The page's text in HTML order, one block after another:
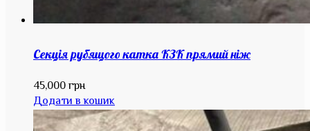
Секція рубящого катка КЗК прямий ніж
45,000грн
Додати в кошик